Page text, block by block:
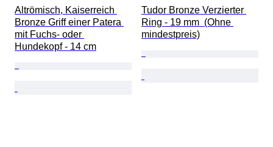
Altrömisch, Kaiserreich
Bronze Griff einer Patera
mit Fuchs- oder
Hundekopf - 14 cm
Tudor Bronze Verzierter
Ring - 19 mm  (Ohne
mindestpreis)